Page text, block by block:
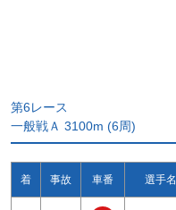
第6レース
一般戦Ａ 3100m (6周)
着 事故 車番 選手名